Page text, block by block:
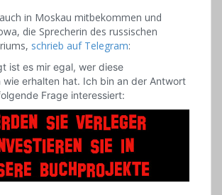
in Moskau mitbekommen und
die Sprecherin des russischen
schrieb auf Telegram:
ist es mir egal, wer diese
wie erhalten hat. Ich bin an der Antwort
Frage interessiert: